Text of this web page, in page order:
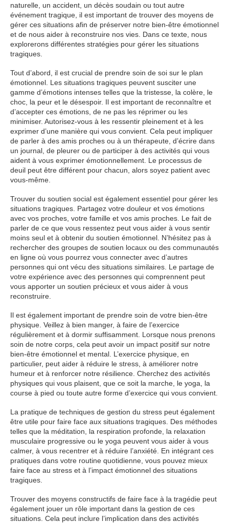
naturelle, un accident, un décès soudain ou tout autre
événement tragique, il est important de trouver des moyens de
gérer ces situations afin de préserver notre bien-être émotionnel
et de nous aider à reconstruire nos vies. Dans ce texte, nous
explorerons différentes stratégies pour gérer les situations
tragiques.
Tout d’abord, il est crucial de prendre soin de soi sur le plan
émotionnel. Les situations tragiques peuvent susciter une
gamme d’émotions intenses telles que la tristesse, la colère, le
choc, la peur et le désespoir. Il est important de reconnaître et
d’accepter ces émotions, de ne pas les réprimer ou les
minimiser. Autorisez-vous à les ressentir pleinement et à les
exprimer d’une manière qui vous convient. Cela peut impliquer
de parler à des amis proches ou à un thérapeute, d’écrire dans
un journal, de pleurer ou de participer à des activités qui vous
aident à vous exprimer émotionnellement. Le processus de
deuil peut être différent pour chacun, alors soyez patient avec
vous-même.
Trouver du soutien social est également essentiel pour gérer les
situations tragiques. Partagez votre douleur et vos émotions
avec vos proches, votre famille et vos amis proches. Le fait de
parler de ce que vous ressentez peut vous aider à vous sentir
moins seul et à obtenir du soutien émotionnel. N’hésitez pas à
rechercher des groupes de soutien locaux ou des communautés
en ligne où vous pourrez vous connecter avec d’autres
personnes qui ont vécu des situations similaires. Le partage de
votre expérience avec des personnes qui comprennent peut
vous apporter un soutien précieux et vous aider à vous
reconstruire.
Il est également important de prendre soin de votre bien-être
physique. Veillez à bien manger, à faire de l’exercice
régulièrement et à dormir suffisamment. Lorsque nous prenons
soin de notre corps, cela peut avoir un impact positif sur notre
bien-être émotionnel et mental. L’exercice physique, en
particulier, peut aider à réduire le stress, à améliorer notre
humeur et à renforcer notre résilience. Cherchez des activités
physiques qui vous plaisent, que ce soit la marche, le yoga, la
course à pied ou toute autre forme d’exercice qui vous convient.
La pratique de techniques de gestion du stress peut également
être utile pour faire face aux situations tragiques. Des méthodes
telles que la méditation, la respiration profonde, la relaxation
musculaire progressive ou le yoga peuvent vous aider à vous
calmer, à vous recentrer et à réduire l’anxiété. En intégrant ces
pratiques dans votre routine quotidienne, vous pouvez mieux
faire face au stress et à l’impact émotionnel des situations
tragiques.
Trouver des moyens constructifs de faire face à la tragédie peut
également jouer un rôle important dans la gestion de ces
situations. Cela peut inclure l’implication dans des activités